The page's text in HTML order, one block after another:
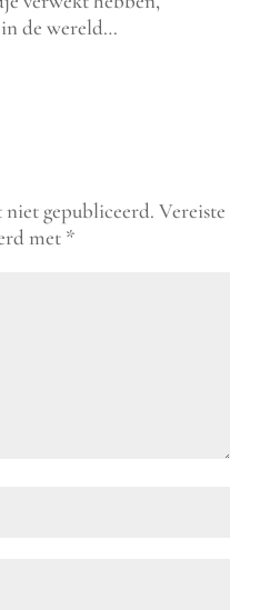
de wereld…
niet gepubliceerd. Vereiste
met *